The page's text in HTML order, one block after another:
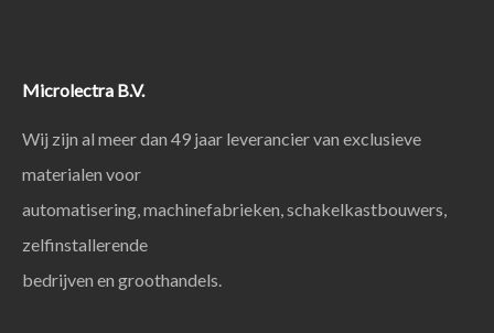
Microlectra B.V.
Wij zijn al meer dan 49 jaar leverancier van exclusieve
materialen voor
automatisering, machinefabrieken, schakelkastbouwers,
zelfinstallerende
bedrijven en groothandels.